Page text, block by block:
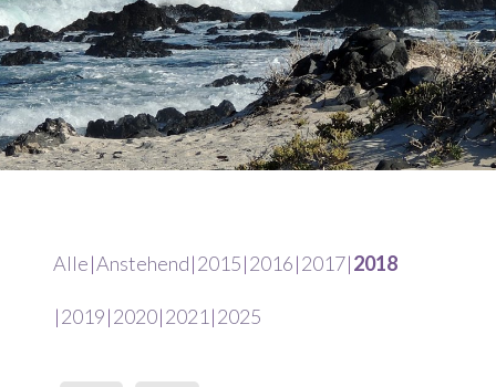
Alle Anstehend 2015 2016 2017 2018
2019 2020 2021 2025